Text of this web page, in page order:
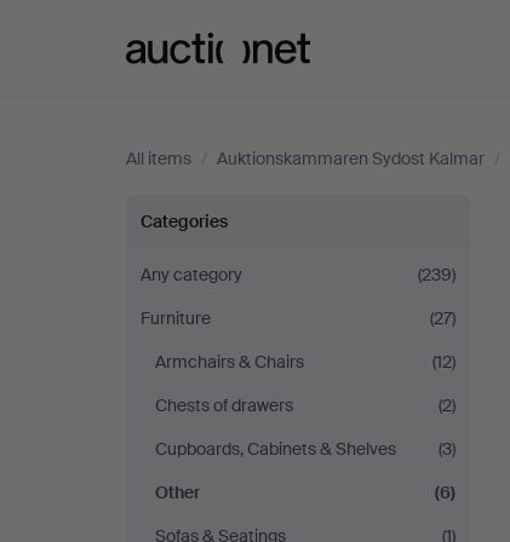
All items / Auktionskammaren Sydost Kalmar /
Other
at
Auktionskammaren
Sydost
Kalmar
Categories
Any category
(239)
Furniture
(27)
Armchairs & Chairs
(12)
Chests of drawers
(2)
Cupboards, Cabinets & Shelves
(3)
Other
(6)
Sofas & Seatings
(1)